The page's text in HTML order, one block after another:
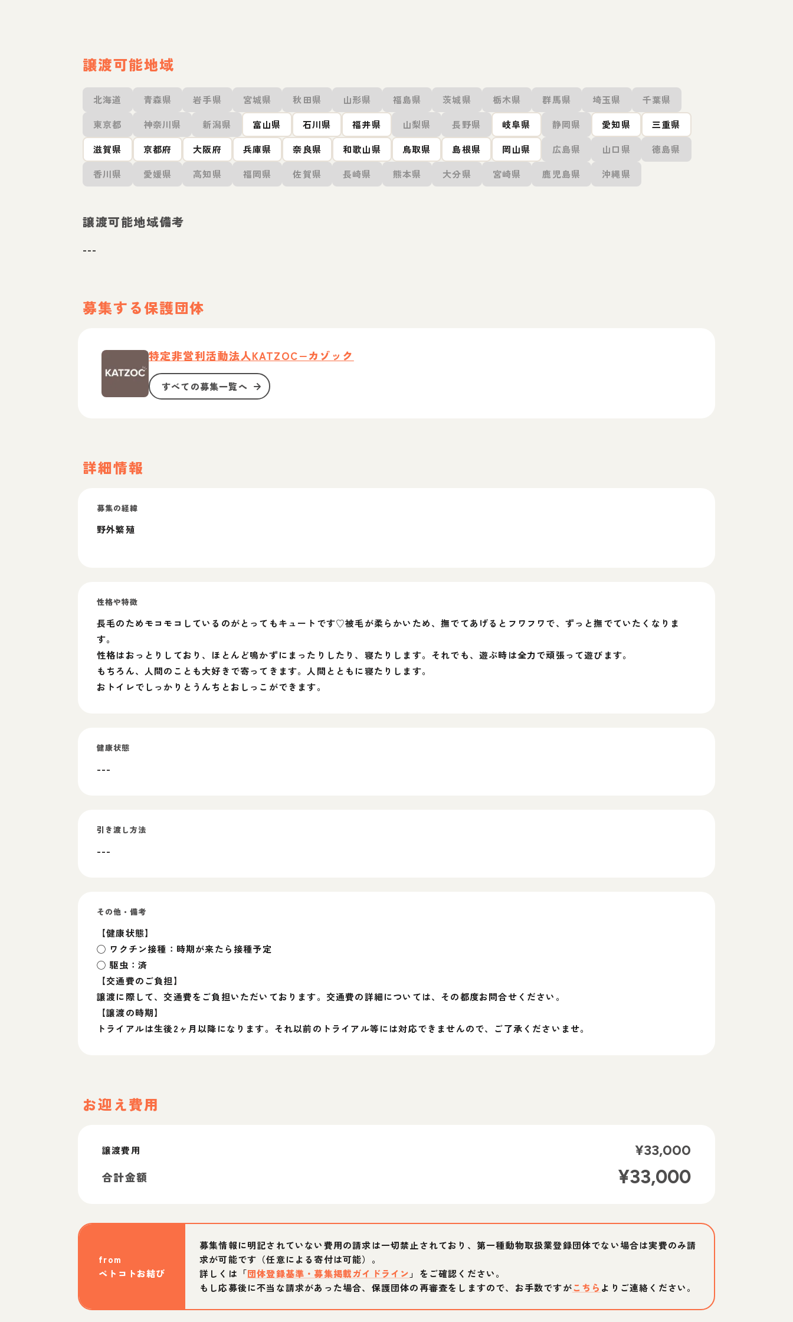
譲渡可能地域
北海道 青森県 岩手県 宮城県 秋田県 山形県 福島県 茨城県 栃木県 群馬県 埼玉県
千葉県
東京都
神奈川県 新潟県 富山県 石川県 福井県 山梨県 長野県 岐阜県 静岡県 愛知県
三重県
滋賀県
京都府 大阪府 兵庫県 奈良県 和歌山県 鳥取県 島根県 岡山県 広島県 山口県
徳島県
香川県
愛媛県 高知県 福岡県 佐賀県 長崎県 熊本県 大分県 宮崎県 鹿児島県 沖縄県
譲渡可能地域備考
---
募集する保護団体
特定非営利活動法人KATZOC−カゾック
すべての募集一覧へ
詳細情報
募集の経緯
野外繁殖
性格や特徴
長毛のためモコモコしているのがとってもキュートです♡被毛が柔らかいため、撫でてあげるとフワフワで、ずっと撫でていたくなりま
す。
性格はおっとりしており、ほとんど鳴かずにまったりしたり、寝たりします。それでも、遊ぶ時は全力で頑張って遊びます。
もちろん、人間のことも大好きで寄ってきます。人間とともに寝たりします。
おトイレでしっかりとうんちとおしっこができます。
健康状態
---
引き渡し方法
---
その他・備考
【健康状態】
◯ ワクチン接種：時期が来たら接種予定
◯ 駆虫：済
【交通費のご負担】
譲渡に際して、交通費をご負担いただいております。交通費の詳細については、その都度お問合せください。
【譲渡の時期】
トライアルは生後2ヶ月以降になります。それ以前のトライアル等には対応できませんので、ご了承くださいませ。
お迎え費用
譲渡費用 ¥33,000
合計金額 ¥33,000
from
ペトコトお結び
募集情報に明記されていない費用の請求は一切禁止されており、第一種動物取扱業登録団体でない場合は実費のみ請
求が可能です（任意による寄付は可能）。
詳しくは「団体登録基準・募集掲載ガイドライン 」をご確認ください。
もし応募後に不当な請求があった場合、保護団体の再審査をしますので、お手数ですがこちら よりご連絡ください。